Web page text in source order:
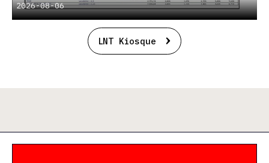
2026-08-06
LNT Kiosque